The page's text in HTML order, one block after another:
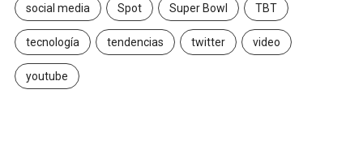
social media Spot Super Bowl TBT
tecnología tendencias twitter video
youtube